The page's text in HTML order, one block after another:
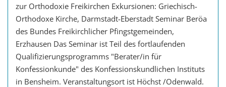
zur Orthodoxie Freikirchen Exkursionen: Griechisch-
Orthodoxe Kirche, Darmstadt-Eberstadt Seminar Beröa
des Bundes Freikirchlicher Pfingstgemeinden,
Erzhausen Das Seminar ist Teil des fortlaufenden
Qualifizierungsprogramms "Berater/in für
Konfessionkunde" des Konfessionskundlichen Instituts
in Bensheim. Veranstaltungsort ist Höchst /Odenwald.